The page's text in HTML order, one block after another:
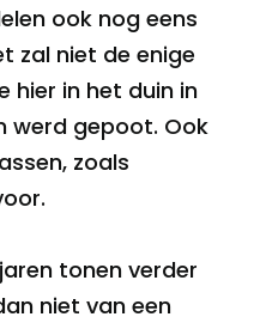
ook nog eens
zal niet de enige
hier in het duin in
werd gepoot. Ook
zoals
tonen verder
niet van een